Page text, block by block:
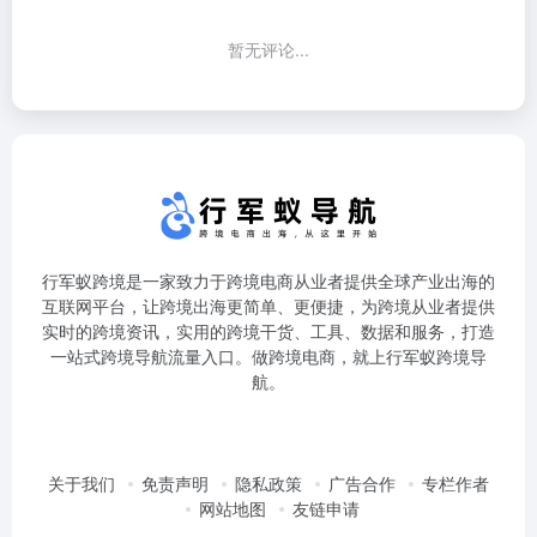
暂无评论...
行军蚁跨境是一家致力于跨境电商从业者提供全球产业出海的
互联网平台，让跨境出海更简单、更便捷，为跨境从业者提供
实时的跨境资讯，实用的跨境干货、工具、数据和服务，打造
一站式跨境导航流量入口。做跨境电商，就上行军蚁跨境导
航。
关于我们 免责声明 隐私政策 广告合作
专栏作者
网站地图
友链申请